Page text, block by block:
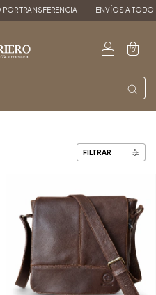
ENVÍOS A TODO EL PAÍS 3, 6
0
FILTRAR